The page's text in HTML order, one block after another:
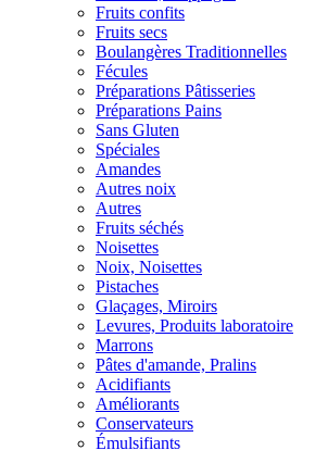
Fruits confits
Fruits secs
Boulangères Traditionnelles
Fécules
Préparations Pâtisseries
Préparations Pains
Sans Gluten
Spéciales
Amandes
Autres noix
Autres
Fruits séchés
Noisettes
Noix, Noisettes
Pistaches
Glaçages, Miroirs
Levures, Produits laboratoire
Marrons
Pâtes d'amande, Pralins
Acidifiants
Améliorants
Conservateurs
Émulsifiants